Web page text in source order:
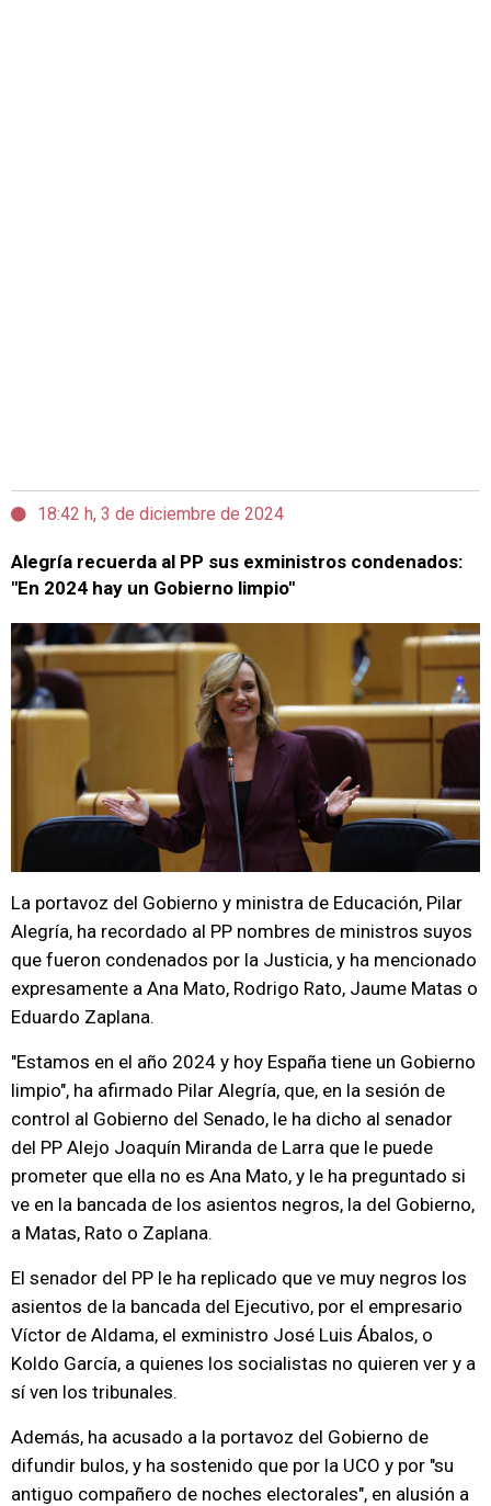
18:42 h, 3 de diciembre de 2024
Alegría recuerda al PP sus exministros condenados:
"En 2024 hay un Gobierno limpio"
La portavoz del Gobierno y ministra de Educación, Pilar
Alegría, ha recordado al PP nombres de ministros suyos
que fueron condenados por la Justicia, y ha mencionado
expresamente a Ana Mato, Rodrigo Rato, Jaume Matas o
Eduardo Zaplana.
"Estamos en el año 2024 y hoy España tiene un Gobierno
limpio", ha afirmado Pilar Alegría, que, en la sesión de
control al Gobierno del Senado, le ha dicho al senador
del PP Alejo Joaquín Miranda de Larra que le puede
prometer que ella no es Ana Mato, y le ha preguntado si
ve en la bancada de los asientos negros, la del Gobierno,
a Matas, Rato o Zaplana.
El senador del PP le ha replicado que ve muy negros los
asientos de la bancada del Ejecutivo, por el empresario
Víctor de Aldama, el exministro José Luis Ábalos, o
Koldo García, a quienes los socialistas no quieren ver y a
sí ven los tribunales.
Además, ha acusado a la portavoz del Gobierno de
difundir bulos, y ha sostenido que por la UCO y por "su
antiguo compañero de noches electorales", en alusión a